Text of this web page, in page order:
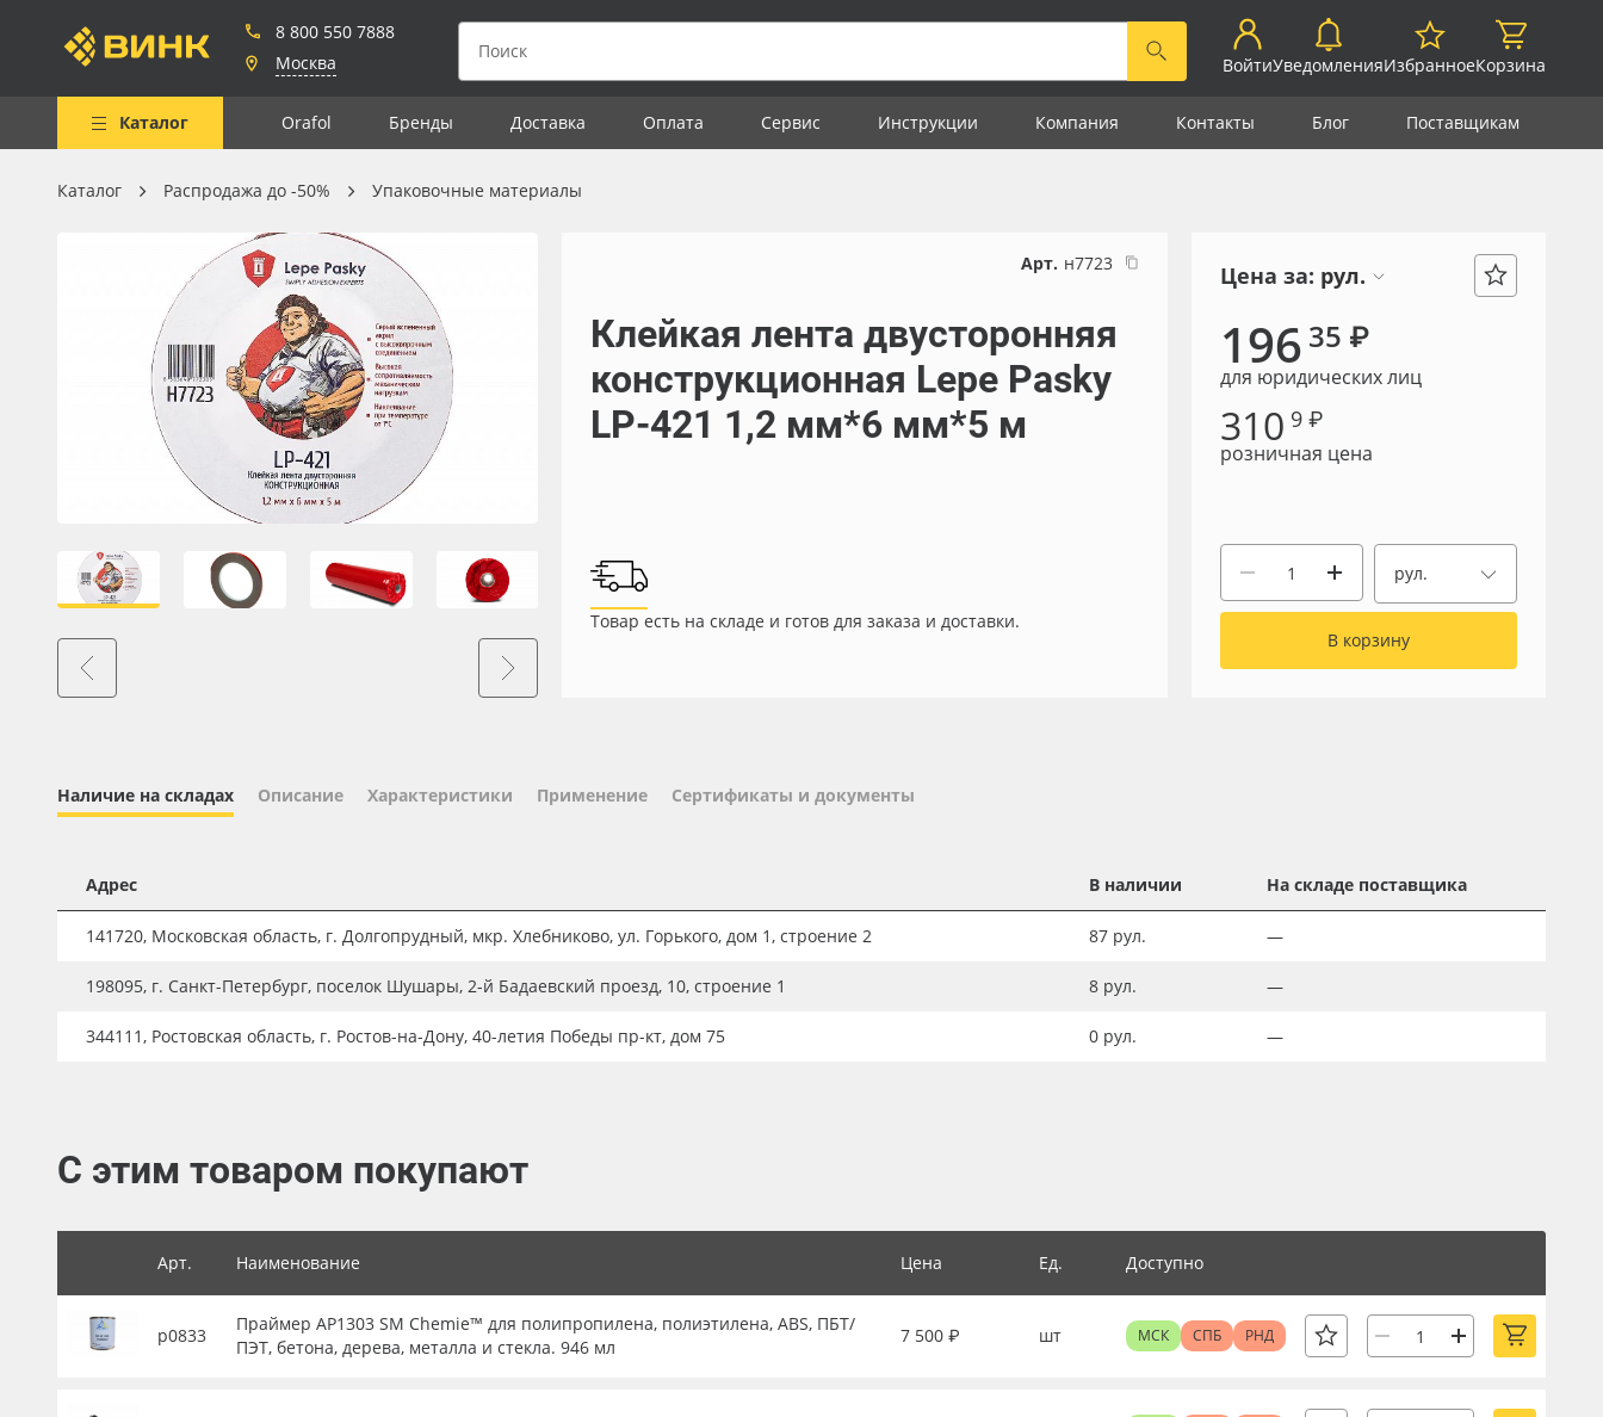
8 800 550 7888
Москва
ВойтиУведомленияИзбранноеКорзина
Каталог Orafol Бренды Доставка Оплата Сервис Инструкции Компания Контакты Блог Поставщикам
Весь каталог
Рулонные материалы
Самоклеящиеся плёнки
Листовые материалы
Чернила
Клей, скотчи и крепёж
Мобильные конструкции и
POS-материалы
Сублимация и термотрансфер
Новинки ассортимента
Orajet 3640
Плёнка монтажная Oratape
Каталог Распродажа до -50% Упаковочные материалы
Арт. н7723
Клейкая лента двусторонняя
конструкционная Lepe Pasky
LP-421 1,2 мм*6 мм*5 м
Товар есть на складе и готов для заказа и доставки.
Цена за: рул.
196 35 ₽
для юридических лиц
310 9 ₽
розничная цена
рул.
В корзину
Наличие на складах Описание Характеристики Применение Сертификаты и документы
Адрес В наличии На складе поставщика
141720, Московская область, г. Долгопрудный, мкр. Хлебниково, ул. Горького, дом 1, строение 2 87 рул. —
198095, г. Санкт-Петербург, поселок Шушары, 2-й Бадаевский проезд, 10, строение 1 8 рул. —
344111, Ростовская область, г. Ростов-на-Дону, 40-летия Победы пр-кт, дом 75 0 рул. —
С этим товаром покупают
Арт. Наименование Цена Ед. Доступно
р0833
Праймер AP1303 SM Chemie™ для полипропилена, полиэтилена, ABS, ПБТ/
ПЭТ, бетона, дерева, металла и стекла. 946 мл
7 500 ₽ шт МСК СПБ РНД